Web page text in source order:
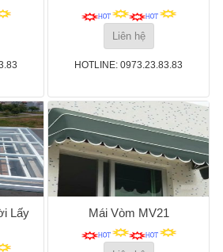
Liên hệ
HOTLINE: 0973.23.83.83
Lấy
Mái Vòm MV21